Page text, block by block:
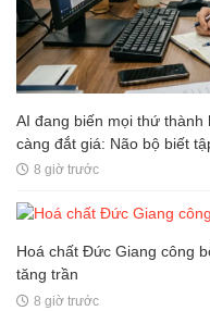
AI đang biến mọi thứ thành
càng đắt giá: Não bộ biết
8 giờ trước
Hoá chất Đức Giang công
tăng trần
8 giờ trước